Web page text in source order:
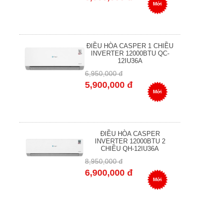
Mới
ĐIỀU HÒA CASPER 1 CHIỀU
INVERTER 12000BTU QC-
12IU36A
6,950,000 đ
5,900,000 đ
Mới
ĐIỀU HÒA CASPER
INVERTER 12000BTU 2
CHIỀU QH-12IU36A
8,950,000 đ
6,900,000 đ
Mới